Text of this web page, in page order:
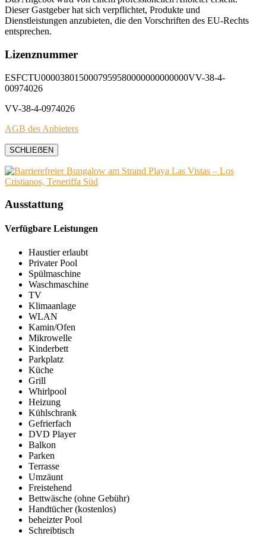
Dieser Gastgeber hat sich verpflichtet, Produkte und
Dienstleistungen anzubieten, die den Vorschriften des EU-Rechts
entsprechen.
Lizenznummer
ESFCTU0000380150007959580000000000000VV-38-4-
00974026
VV-38-4-0974026
AGB des Anbieters
SCHLIEẞEN
Ausstattung
Verfügbare Leistungen
Haustier erlaubt
Privater Pool
Spülmaschine
Waschmaschine
TV
Klimaanlage
WLAN
Kamin/Ofen
Mikrowelle
Kinderbett
Parkplatz
Küche
Grill
Whirlpool
Heizung
Kühlschrank
Gefrierfach
DVD Player
Balkon
Parken
Terrasse
Umzäunt
Freistehend
Bettwäsche (ohne Gebühr)
Handtücher (kostenlos)
beheizter Pool
Schreibtisch